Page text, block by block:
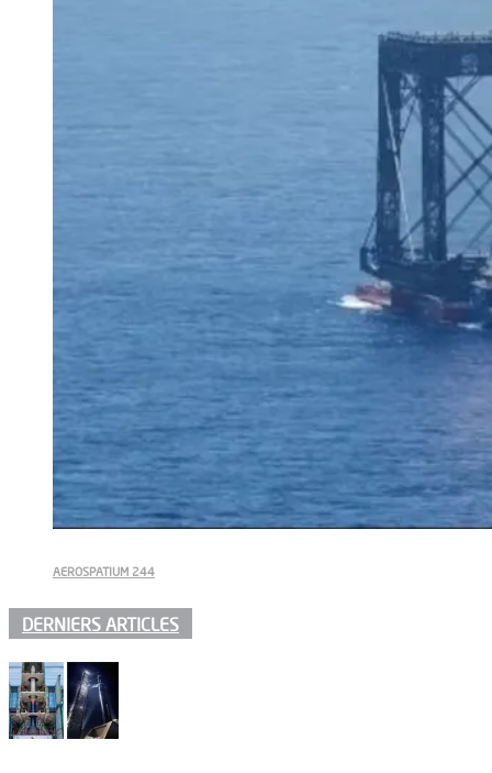
AEROSPATIUM 244
DERNIERS ARTICLES